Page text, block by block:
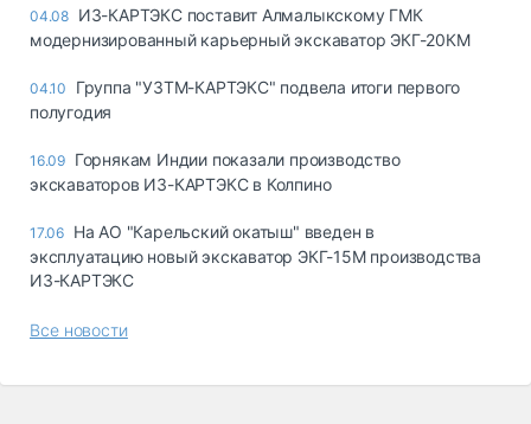
04.08 ИЗ-КАРТЭКС поставит Алмалыкскому ГМК
модернизированный карьерный экскаватор ЭКГ-20КМ
04.10
Группа "УЗТМ-КАРТЭКС" подвела итоги первого
полугодия
16.09 Горнякам Индии показали производство
экскаваторов ИЗ-КАРТЭКС в Колпино
17.06 На АО "Карельский окатыш" введен в
эксплуатацию новый экскаватор ЭКГ-15М производства
ИЗ-КАРТЭКС
Все новости